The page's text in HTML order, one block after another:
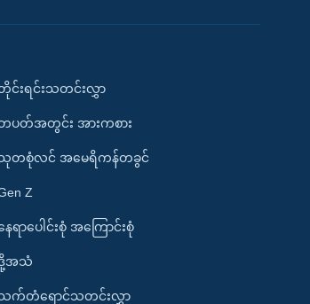
င်းရင်းသတင်းလွှာ
ပတ်အတွင်း အားကစား
တစုံလင် အမေရိကန်တခွင်
Z
ေရာပေါင်းစုံ အကြောင်းစုံ
အသံ
က်တံရောင်သတင်းလွှာ